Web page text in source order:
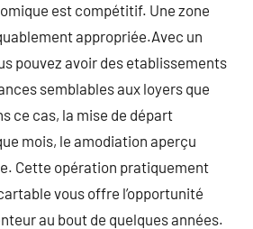
est compétitif. Une zone
appropriée.Avec un
pouvez avoir des etablissements
semblables aux loyers que
ce cas, la mise de départ
mois, le amodiation aperçu
Cette opération pratiquement
vous offre l’opportunité
au bout de quelques années.